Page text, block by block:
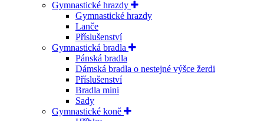
Gymnastické hrazdy
Gymnastické hrazdy
Lanče
Příslušenství
Gymnastická bradla
Pánská bradla
Dámská bradla o nestejné výšce žerdi
Příslušenství
Bradla mini
Sady
Gymnastické koně